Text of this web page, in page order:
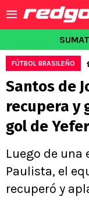
FÚTBOL BRASILEÑO
Santos de
recupera y
gol de
Luego de una
Paulista, el
recuperó y